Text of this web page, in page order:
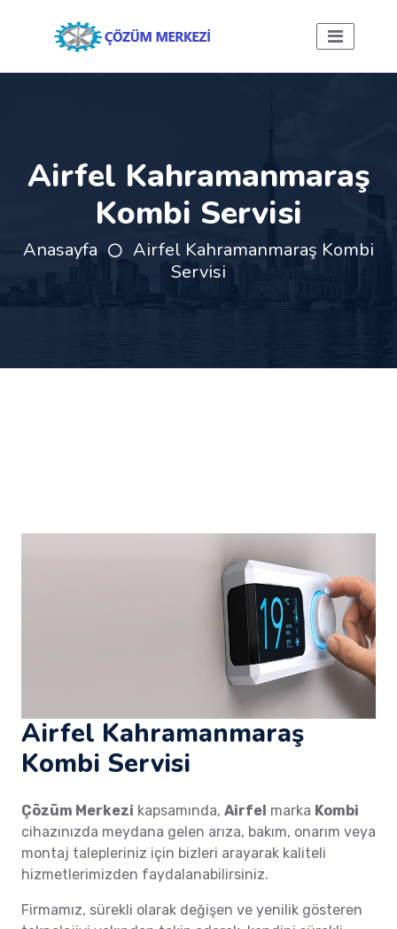
Airfel Kahramanmaraş
Kombi Servisi
Anasayfa
Airfel Kahramanmaraş Kombi
Servisi
Airfel Kahramanmaraş
Kombi Servisi
Çözüm Merkezi kapsamında, Airfel marka Kombi
cihazınızda meydana gelen arıza, bakım, onarım veya
montaj talepleriniz için bizleri arayarak kaliteli
hizmetlerimizden faydalanabilirsiniz.
Firmamız, sürekli olarak değişen ve yenilik gösteren